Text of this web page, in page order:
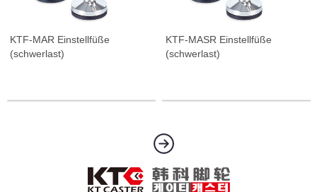
KTF-MAR Einstellfüße
(schwerlast)
KTF-MASR Einstellfüße
(schwerlast)